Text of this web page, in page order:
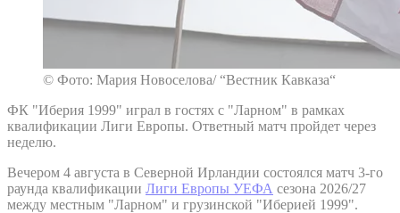
© Фото: Мария Новоселова/ “Вестник Кавказа“
ФК "Иберия 1999" играл в гостях с "Ларном" в рамках
квалификации Лиги Европы. Ответный матч пройдет через
неделю.
Вечером 4 августа в Северной Ирландии состоялся матч 3-го
раунда квалификации Лиги Европы УЕФА сезона 2026/27
между местным "Ларном" и грузинской "Иберией 1999".